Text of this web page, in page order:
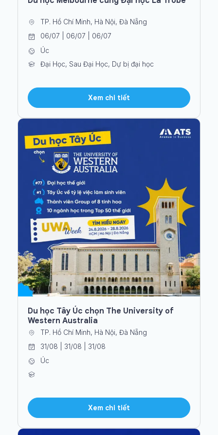
TP. Hồ Chí Minh, Hà Nội, Đà Nẵng
06/07 | 06/07 | 06/07
Úc
Đại Học, Sau Đại Học, Dự bị đại học
Xem chi tiết
Du học Tây Úc chọn The University of
Western Australia
TP. Hồ Chí Minh, Hà Nội, Đà Nẵng
31/08 | 31/08 | 31/08
Úc
Xem chi tiết